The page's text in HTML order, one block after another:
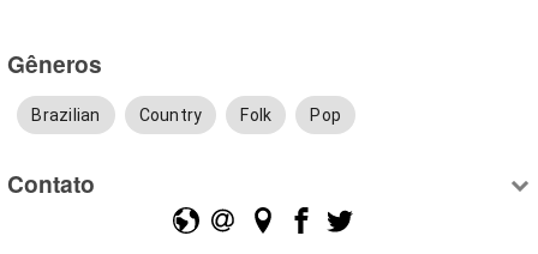
Gêneros
Brazilian Country Folk Pop
Contato